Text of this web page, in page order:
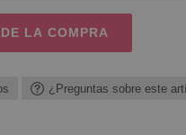
LA COMPRA
¿Preguntas sobre este